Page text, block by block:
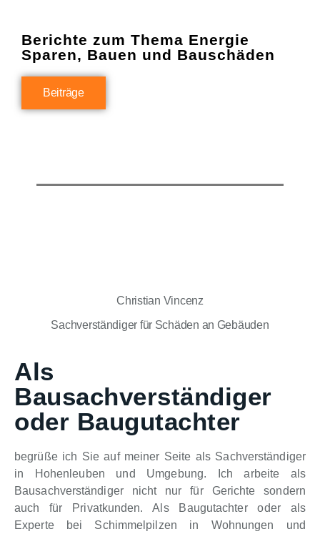
Berichte zum Thema Energie
Sparen, Bauen und Bauschäden
Beiträge
Christian Vincenz
Sachverständiger für Schäden an Gebäuden
Als
Bausachverständiger
oder Baugutachter
begrüße ich Sie auf meiner Seite als Sachverständiger
in Hohenleuben und Umgebung. Ich arbeite als
Bausachverständiger nicht nur für Gerichte sondern
auch für Privatkunden. Als Baugutachter oder als
Experte bei Schimmelpilzen in Wohnungen und